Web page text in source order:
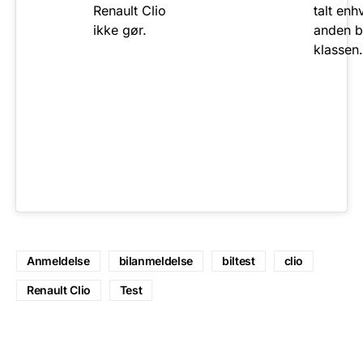
Renault Clio
ikke gør.
talt
anden
klassen.
Anmeldelse bilanmeldelse biltest clio
Renault Clio Test